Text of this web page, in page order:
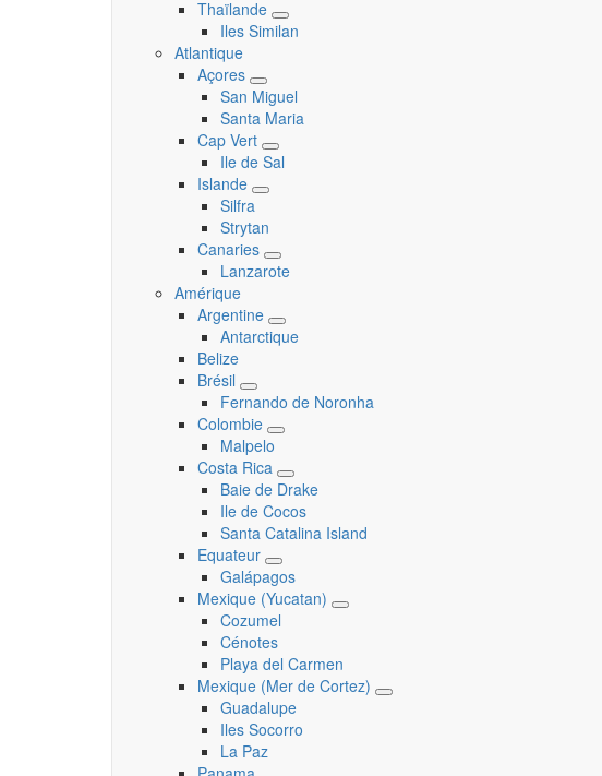
Thaïlande
Toggle
Iles Similan
Atlantique
Açores
Toggle
submenu
San Miguel
Santa Maria
Cap Vert
Toggle
Ile de Sal
Islande
submenu
Silfra
Strytan
Canaries
Toggle
Lanzarote
Amérique
Argentine
Toggle
Antarctique
Belize
Brésil
Toggle
submenu
Fernando de Noronha
Colombie
Malpelo
Costa Rica
Toggle
submenu
Baie de Drake
Ile de Cocos
Santa Catalina Island
Equateur
Toggle
submenu
Galápagos
Mexique (Yucatan)
Cozumel
Cénotes
Playa del Carmen
Mexique (Mer de Cortez)
Guadalupe
Iles Socorro
La Paz